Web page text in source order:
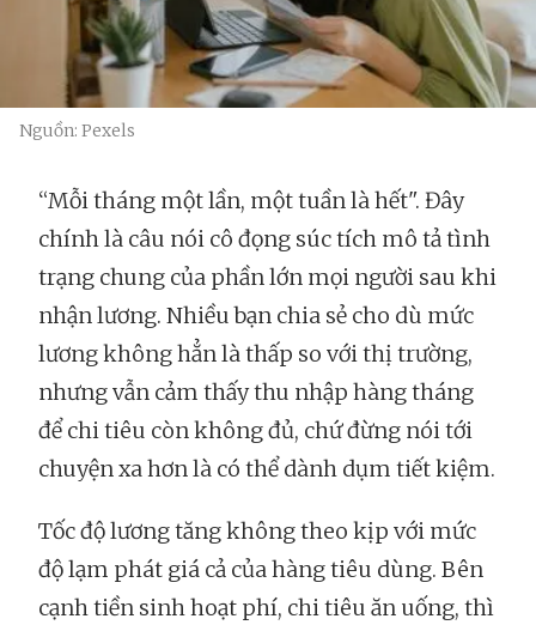
Nguồn: Pexels
“Mỗi tháng một lần, một tuần là hết". Đây
chính là câu nói cô đọng súc tích mô tả tình
trạng chung của phần lớn mọi người sau khi
nhận lương. Nhiều bạn chia sẻ cho dù mức
lương không hẳn là thấp so với thị trường,
nhưng vẫn cảm thấy thu nhập hàng tháng
để chi tiêu còn không đủ, chứ đừng nói tới
chuyện xa hơn là có thể dành dụm tiết kiệm.
Tốc độ lương tăng không theo kịp với mức
độ lạm phát giá cả của hàng tiêu dùng. Bên
cạnh tiền sinh hoạt phí, chi tiêu ăn uống, thì